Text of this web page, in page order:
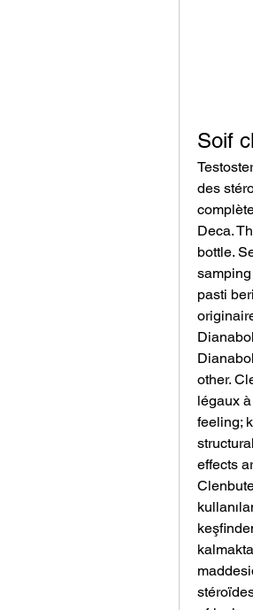
Soif
des
Deca.
bottle.
pasti
other.
légaux
feeling;
effects